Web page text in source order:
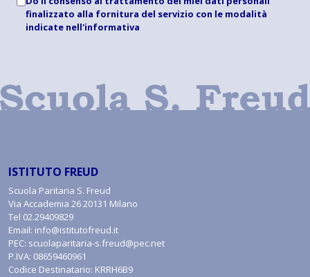
finalizzato alla fornitura del servizio con le modalità
indicate nell'informativa
ISTITUTO FREUD
Scuola Paritaria S. Freud
Via Accademia 26 20131 Milano
Tel 02.29409829
Email: info@istitutofreud.it
PEC: scuolaparitaria-s.freud@pec.net
P.IVA: 08659460961
Codice Destinatario: KRRH6B9